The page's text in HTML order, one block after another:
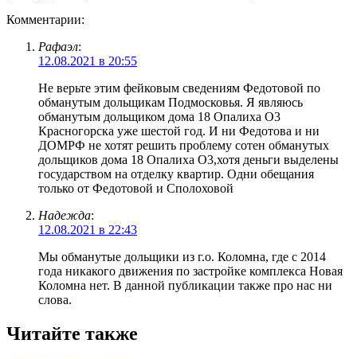
Комментарии:
Рафаэл:
12.08.2021 в 20:55
Не верьте этим фейковым сведениям Федотовой по
обманутым дольщикам Подмосковья. Я являюсь
обманутым дольщиком дома 18 Опалиха О3
Красногорска уже шестой год. И ни Федотова и ни
ДОМРФ не хотят решить проблему сотен обманутых
дольщиков дома 18 Опалиха О3,хотя деньги выделены
государством на отделку квартир. Одни обещания
только от Федотовой и Сполоховой
Надежда:
12.08.2021 в 22:43
Мы обманутые дольщики из г.о. Коломна, где с 2014
года никакого движения по застройке комплекса Новая
Коломна нет. В данной публикации также про нас ни
слова.
Читайте также